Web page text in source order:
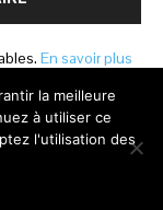
En savoir plus
la meilleure
à utiliser ce
l'utilisation des